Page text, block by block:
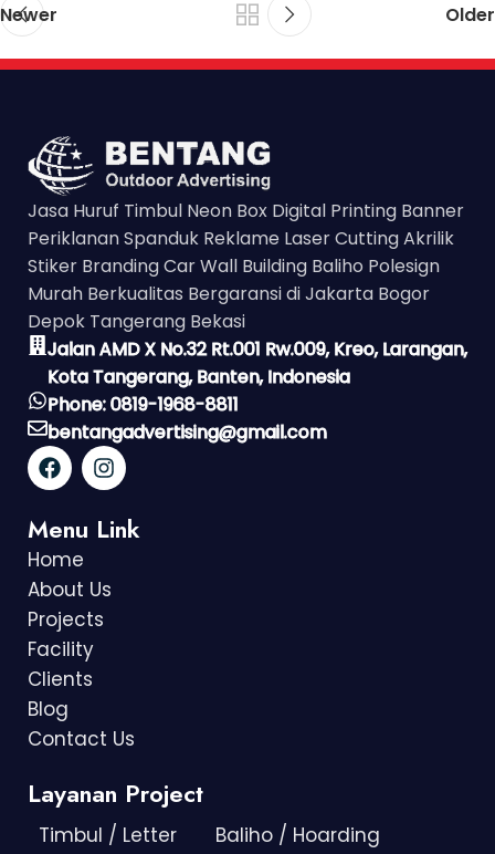
Newer Older
Jasa Huruf Timbul Neon Box Digital Printing Banner
Periklanan Spanduk Reklame Laser Cutting Akrilik
Stiker Branding Car Wall Building Baliho Polesign
Murah Berkualitas Bergaransi di Jakarta Bogor
Depok Tangerang Bekasi
Jalan AMD X No.32 Rt.001 Rw.009, Kreo, Larangan,
Kota Tangerang, Banten, Indonesia
Phone: 0819-1968-8811
bentangadvertising@gmail.com
Menu Link
Home
About Us
Projects
Facility
Clients
Blog
Contact Us
Layanan Project
Timbul / Letter
Baliho / Hoarding